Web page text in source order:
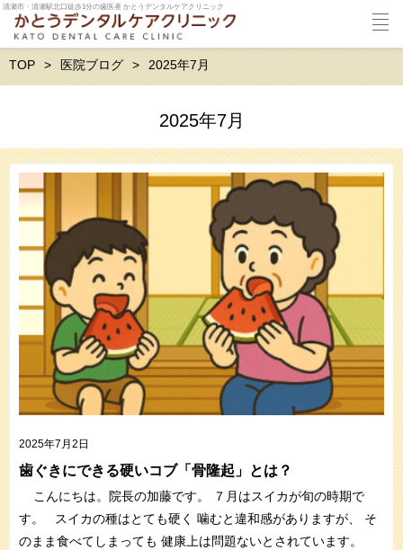
清瀬市・清瀬駅北口徒歩1分の歯医者 かとうデンタルケアクリニック
TOP 医院ブログ 2025年7月
2025年7月
2025年7月2日
歯ぐきにできる硬いコブ「骨隆起」とは？
こんにちは。院長の加藤です。 ７月はスイカが旬の時期で
す。 スイカの種はとても硬く 噛むと違和感がありますが、 そ
のまま食べてしまっても 健康上は問題ないとされています。